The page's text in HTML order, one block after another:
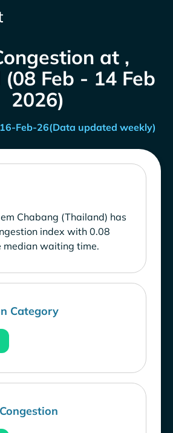
at ,
Feb - 14 Feb
2026)
16-Feb-26(Data updated weekly)
Chabang (Thailand) has
index with 0.08
median waiting time.
Category